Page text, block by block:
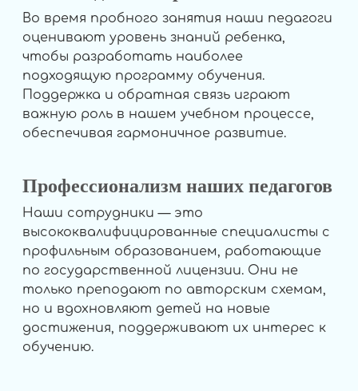
Во время пробного занятия наши педагоги
оценивают уровень знаний ребенка,
чтобы разработать наиболее
подходящую программу обучения.
Поддержка и обратная связь играют
важную роль в нашем учебном процессе,
обеспечивая гармоничное развитие.
Профессионализм наших педагогов
Наши сотрудники — это
высококвалифицированные специалисты с
профильным образованием, работающие
по государственной лицензии. Они не
только преподают по авторским схемам,
но и вдохновляют детей на новые
достижения, поддерживают их интерес к
обучению.